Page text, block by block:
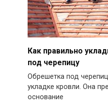
Как правильно
под черепицу
Обрешетка под
укладке кровли. Она
основание